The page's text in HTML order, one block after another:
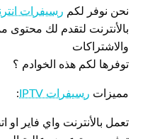
نحن نوفر لكم رسيفرات
بالأنترنت لتقدم لك
والاشتراكات
توفرها لكم هذه الخوادم ؟
مميزات رسيفرات IPTV :
تعمل بالأنترنت واي فاير او